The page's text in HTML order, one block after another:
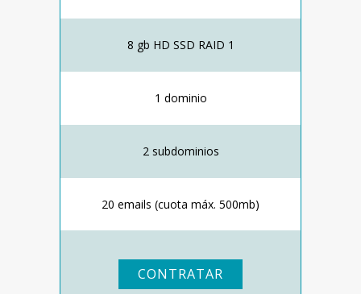
8 gb HD SSD RAID 1
1 dominio
2 subdominios
20 emails (cuota máx. 500mb)
CONTRATAR